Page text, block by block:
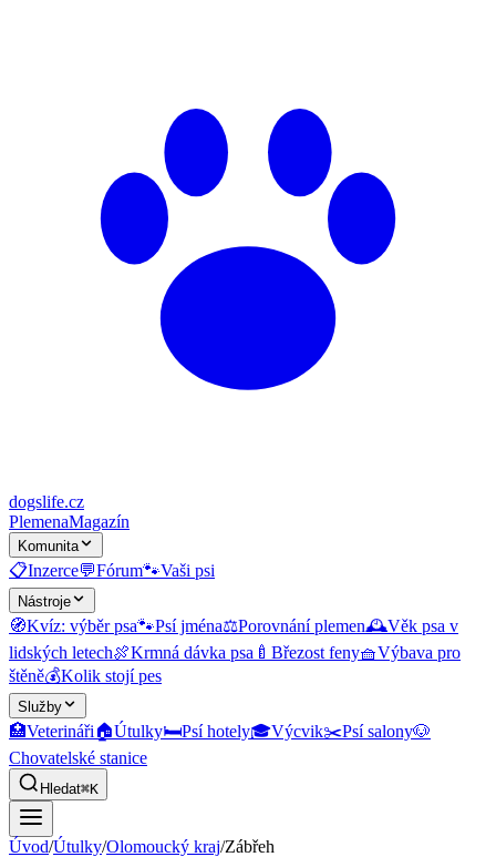
dogslife.cz
PlemenaMagazín
Komunita
📋Inzerce💬Fórum🐾Vaši psi
Nástroje
🧭Kvíz: výběr psa🐾Psí jména⚖️Porovnání plemen🕰️Věk psa v
lidských letech🍖Krmná dávka psa 🍼 Březost feny🧺Výbava pro
štěně💰Kolik stojí pes
Služby
🏥Veterináři🏠Útulky🛏️Psí hotely🎓Výcvik✂️Psí salony🐶
Chovatelské stanice
Hledat⌘K
Úvod/Útulky/Olomoucký kraj/Zábřeh